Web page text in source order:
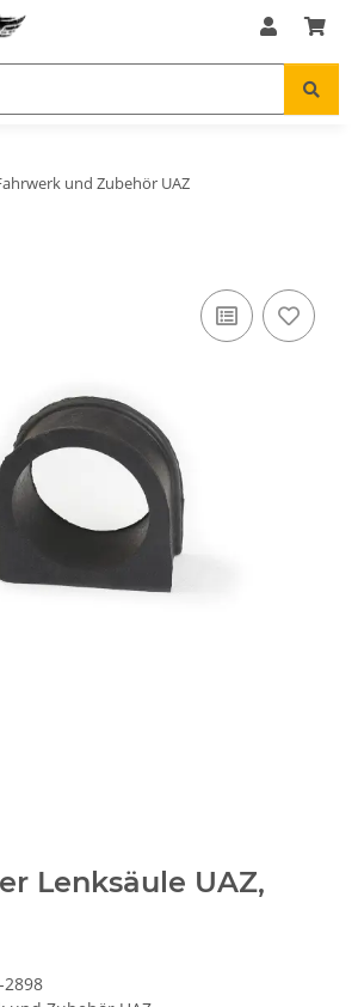
und Zubehör UAZ
Lenksäule UAZ,
2898